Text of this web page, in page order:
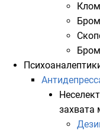
захвата